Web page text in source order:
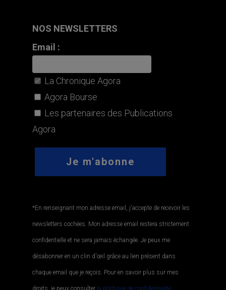
NOS NEWSLETTERS
Email :
La Chronique Agora
Agora Bourse
Les partenaires des Publications
Agora
*En renseignant mon adresse email, j'accepte de recevoir les
newsletters cochées. Mon adresse email restera strictement
confidentielle et ne sera jamais échangée. Je peux me
désabonner en un clin d'œil grâce au lien présent dans
chaque email que je reçois. Pour en savoir plus sur mes
droits, je peux consulter la politique de confidentialité..